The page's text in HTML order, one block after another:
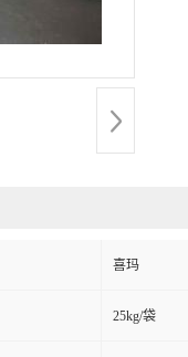
喜玛
25kg/袋